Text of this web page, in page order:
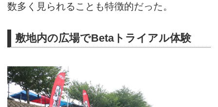
数多く見られることも特徴的だった。
敷地内の広場でBetaトライアル体験